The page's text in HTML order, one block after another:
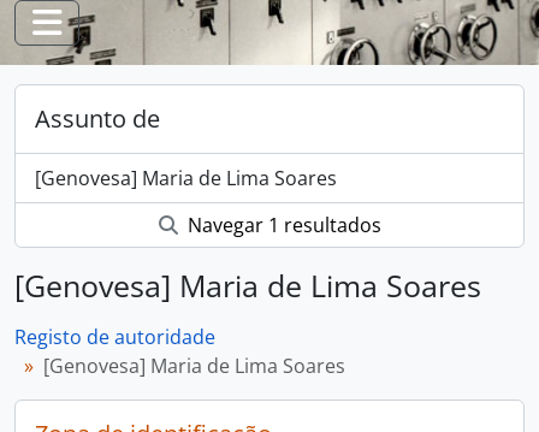
Toggle navigation
Assunto de
[Genovesa] Maria de Lima Soares
Navegar 1 resultados
[Genovesa] Maria de Lima Soares
Registo de autoridade
[Genovesa] Maria de Lima Soares